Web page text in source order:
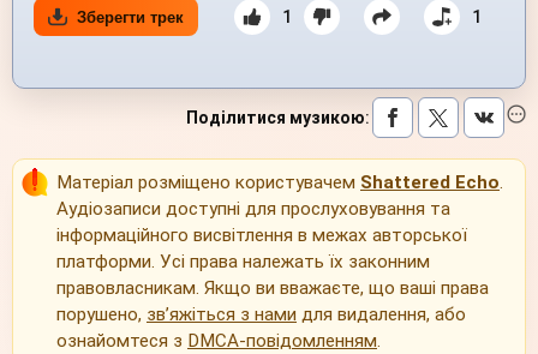
Зберегти трек 1 1
Поділитися музикою:
Матеріал розміщено користувачем Shattered Echo.
Аудіозаписи доступні для прослуховування та
інформаційного висвітлення в межах авторської
платформи. Усі права належать їх законним
правовласникам. Якщо ви вважаєте, що ваші права
порушено, зв’яжіться з нами для видалення, або
ознайомтеся з DMCA-повідомленням.